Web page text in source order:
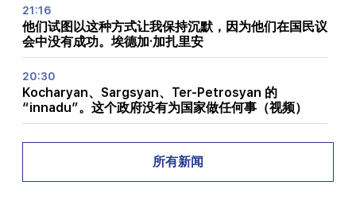
21:16
他们试图以这种方式让我保持沉默，因为他们在国民议
会中没有成功。埃德加·加扎里安
20:30
Kocharyan、Sargsyan、Ter-Petrosyan 的
“innadu”。这个政府没有为国家做任何事（视频）
20:05
针对 Gagik Tsarukyan 的新指控。特朗普选择了他的
所有新闻